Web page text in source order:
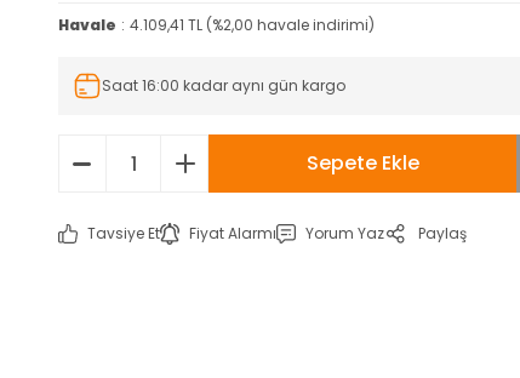
Havale 4.109,41 TL (%2,00 havale indirimi)
Saat 16:00 kadar aynı gün kargo
Sepete Ekle
Tavsiye Et Fiyat Alarmı Yorum Yaz Paylaş